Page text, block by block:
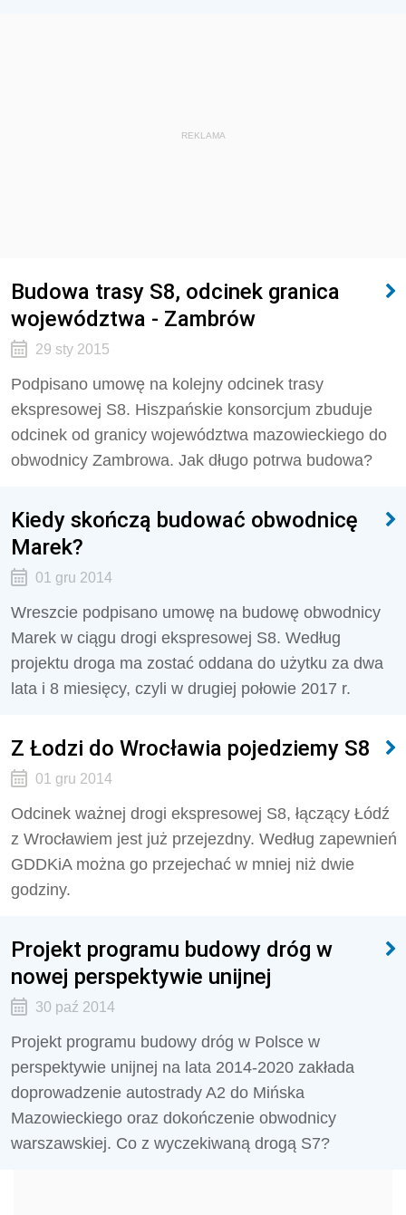
REKLAMA
Budowa trasy S8, odcinek granica
województwa - Zambrów
29 sty 2015
Podpisano umowę na kolejny odcinek trasy
ekspresowej S8. Hiszpańskie konsorcjum zbuduje
odcinek od granicy województwa mazowieckiego do
obwodnicy Zambrowa. Jak długo potrwa budowa?
Kiedy skończą budować obwodnicę
Marek?
01 gru 2014
Wreszcie podpisano umowę na budowę obwodnicy
Marek w ciągu drogi ekspresowej S8. Według
projektu droga ma zostać oddana do użytku za dwa
lata i 8 miesięcy, czyli w drugiej połowie 2017 r.
Z Łodzi do Wrocławia pojedziemy S8
01 gru 2014
Odcinek ważnej drogi ekspresowej S8, łączący Łódź
z Wrocławiem jest już przejezdny. Według zapewnień
GDDKiA można go przejechać w mniej niż dwie
godziny.
Projekt programu budowy dróg w
nowej perspektywie unijnej
30 paź 2014
Projekt programu budowy dróg w Polsce w
perspektywie unijnej na lata 2014-2020 zakłada
doprowadzenie autostrady A2 do Mińska
Mazowieckiego oraz dokończenie obwodnicy
warszawskiej. Co z wyczekiwaną drogą S7?